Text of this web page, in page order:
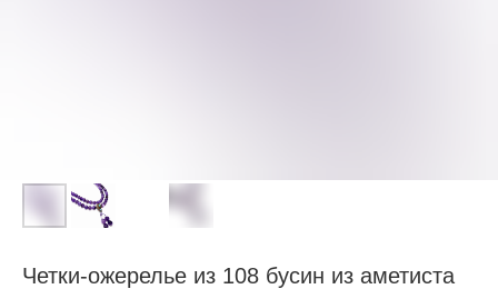
Четки-ожерелье из 108 бусин из аметиста